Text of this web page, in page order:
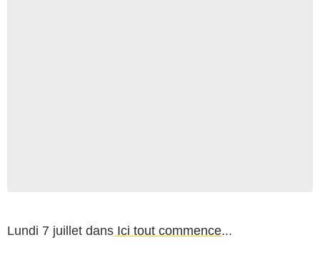
Lundi 7 juillet dans Ici tout commence...